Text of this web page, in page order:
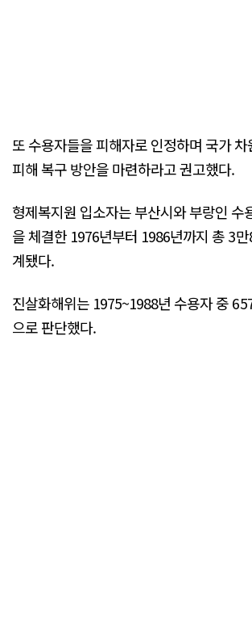
또 수용자들을 피해자로 인정하며 국가
피해 복구 방안을 마련하라고 권고했다.
형제복지원 입소자는 부산시와 부랑인 수
을 체결한 1976년부터 1986년까지 총 3
계됐다.
진살화해위는 1975~1988년 수용자 중
으로 판단했다.